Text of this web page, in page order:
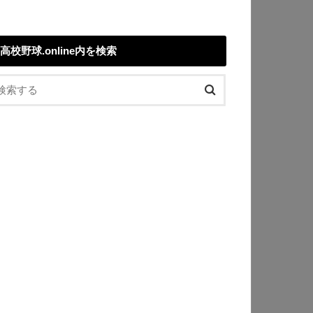
高校野球.online内を検索